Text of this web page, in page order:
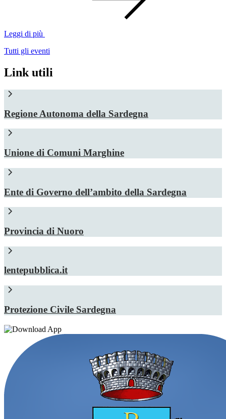
Leggi di più
Tutti gli eventi
Link utili
Regione Autonoma della Sardegna
Unione di Comuni Marghine
Ente di Governo dell’ambito della Sardegna
Provincia di Nuoro
lentepubblica.it
Protezione Civile Sardegna